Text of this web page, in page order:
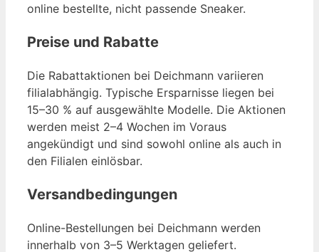
online bestellte, nicht passende Sneaker.
Preise und Rabatte
Die Rabattaktionen bei Deichmann variieren
filialabhängig. Typische Ersparnisse liegen bei
15–30 % auf ausgewählte Modelle. Die Aktionen
werden meist 2–4 Wochen im Voraus
angekündigt und sind sowohl online als auch in
den Filialen einlösbar.
Versandbedingungen
Online-Bestellungen bei Deichmann werden
innerhalb von 3–5 Werktagen geliefert.